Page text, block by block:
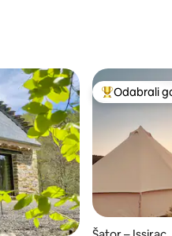
oznakom „Odabrali gosti”
Među
Odabrali